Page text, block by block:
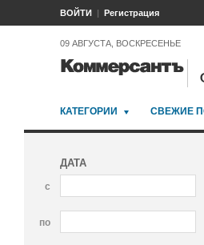
ВОЙТИ Регистрация
09 АВГУСТА, ВОСКРЕСЕНЬЕ
КАТЕГОРИИ СВЕЖИЕ
ДАТА
с
по